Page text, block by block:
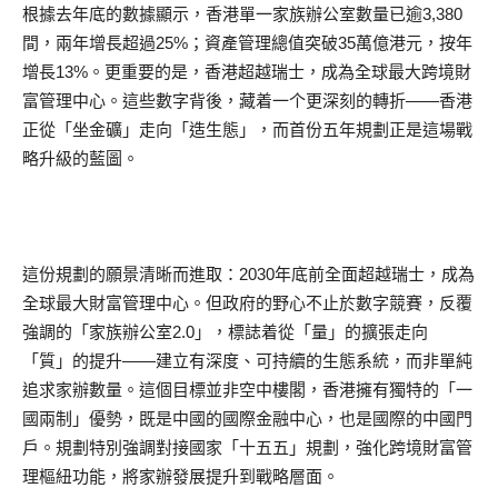
根據去年底的數據顯示，香港單一家族辦公室數量已逾3,380
間，兩年增長超過25%；資產管理總值突破35萬億港元，按年
增長13%。更重要的是，香港超越瑞士，成為全球最大跨境財
富管理中心。這些數字背後，藏着一个更深刻的轉折——香港
正從「坐金礦」走向「造生態」，而首份五年規劃正是這場戰
略升級的藍圖。
這份規劃的願景清晰而進取：2030年底前全面超越瑞士，成為
全球最大財富管理中心。但政府的野心不止於數字競賽，反覆
強調的「家族辦公室2.0」，標誌着從「量」的擴張走向
「質」的提升——建立有深度、可持續的生態系統，而非單純
追求家辦數量。這個目標並非空中樓閣，香港擁有獨特的「一
國兩制」優勢，既是中國的國際金融中心，也是國際的中國門
戶。規劃特別強調對接國家「十五五」規劃，強化跨境財富管
理樞紐功能，將家辦發展提升到戰略層面。